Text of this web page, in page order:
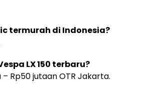
termurah di Indonesia?
LX 150 terbaru?
Rp50 jutaan OTR Jakarta.